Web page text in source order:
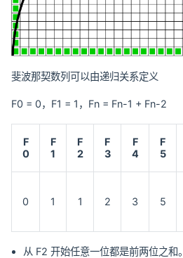
斐波那契数列可以由递归关系定义
F0 = 0，F1 = 1，Fn = Fn-1 + Fn-2
F
0
F
1
F
2
F
3
F
4
F
5
0 1 1 2 3 5
从 F2 开始任意一位都是前两位之和。